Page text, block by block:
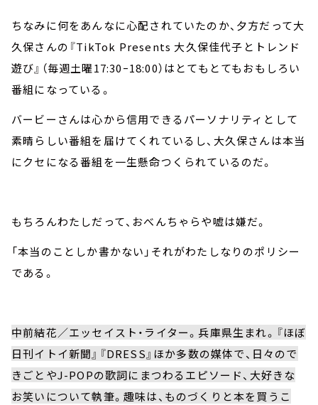
ちなみに何をあんなに心配されていたのか、夕方だって大
久保さんの『TikTok Presents 大久保佳代子とトレンド
遊び』（毎週土曜17:30ｰ18:00）はとてもとてもおもしろい
番組になっている。
バービーさんは心から信用できるパーソナリティとして
素晴らしい番組を届けてくれているし、大久保さんは本当
にクセになる番組を一生懸命つくられているのだ。
もちろんわたしだって、おべんちゃらや嘘は嫌だ。
「本当のことしか書かない」それがわたしなりのポリシー
である。
中前結花／エッセイスト・ライター。兵庫県生まれ。『ほぼ
日刊イトイ新聞』『DRESS』ほか多数の媒体で、日々ので
きごとやJ-POPの歌詞にまつわるエピソード、大好きな
お笑いについて執筆。趣味は、ものづくりと本を買うこ